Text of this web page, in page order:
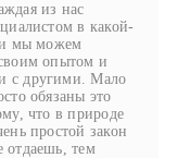
из нас
в какой-
и мы можем
опытом и
с другими. Мало
обязаны это
что в природе
простой закон
отдаешь, тем